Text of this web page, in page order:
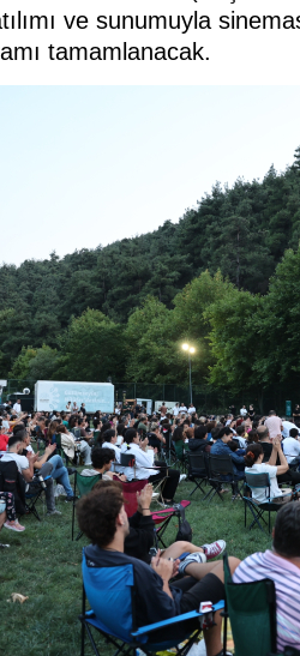
ve sunumuyla
tamamlanacak.